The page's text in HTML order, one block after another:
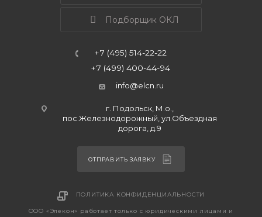
Подборщик ОКЛ
+7 (495) 514-22-22
+7 (499) 400-44-94
info@elcn.ru
г. Подольск, М.о.,
пос.Железнодорожный, ул.Объездная
дорога, д.9
ОТПРАВИТЬ ЗАЯВКУ
ПОЛИТИКА КОНФИДЕНЦИАЛЬНОСТИ
ООО «Элекон» работает только с юридическими лицами и